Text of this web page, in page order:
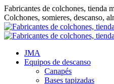
Saltar
al
contenido
Fabricantes de colchones, tienda
Colchones, somieres, descanso,
JMA
Equipos de descanso
Canapés
Bases tapizadas